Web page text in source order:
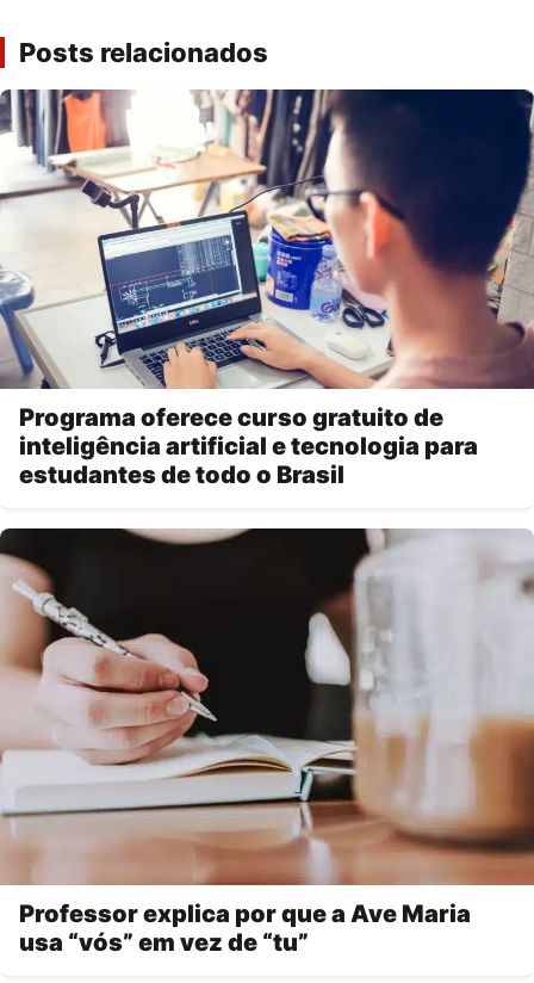
Posts relacionados
Programa oferece curso gratuito de
inteligência artificial e tecnologia para
estudantes de todo o Brasil
Professor explica por que a Ave Maria
usa “vós” em vez de “tu”